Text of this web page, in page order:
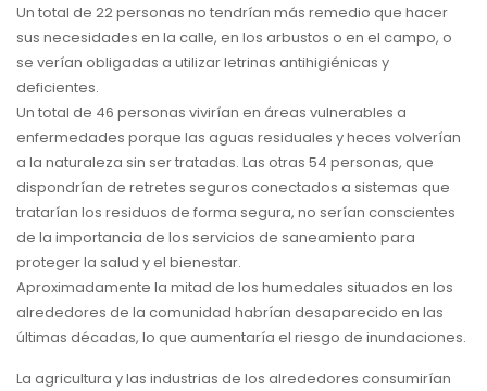
Un total de 22 personas no tendrían más remedio que hacer
sus necesidades en la calle, en los arbustos o en el campo, o
se verían obligadas a utilizar letrinas antihigiénicas y
deficientes.
Un total de 46 personas vivirían en áreas vulnerables a
enfermedades porque las aguas residuales y heces volverían
a la naturaleza sin ser tratadas. Las otras 54 personas, que
dispondrían de retretes seguros conectados a sistemas que
tratarían los residuos de forma segura, no serían conscientes
de la importancia de los servicios de saneamiento para
proteger la salud y el bienestar.
Aproximadamente la mitad de los humedales situados en los
alrededores de la comunidad habrían desaparecido en las
últimas décadas, lo que aumentaría el riesgo de inundaciones.
La agricultura y las industrias de los alrededores consumirían